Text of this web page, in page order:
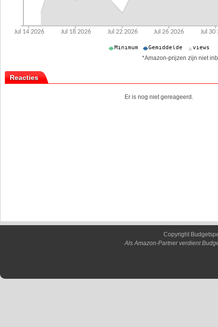
*Amazon-prijzen zijn niet
Reacties
Er is nog niet gereageerd.
Copyright
Als Amazon-Partner verdient